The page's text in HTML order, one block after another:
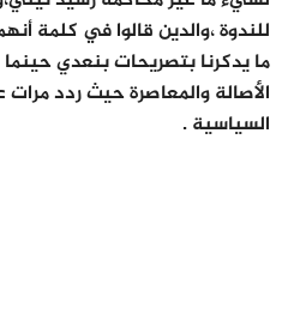
للندوة ،والدين قالوا في كلمة
ما يدكرنا بتصريحات بنعدي
الأصالة والمعاصرة حيث ردد
السياسية .